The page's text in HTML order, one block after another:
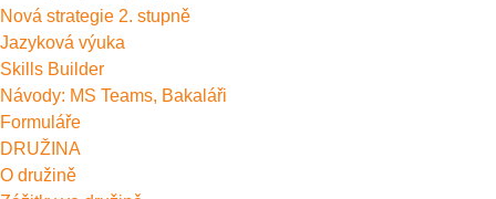
Nová strategie 2. stupně
Jazyková výuka
Skills Builder
Návody: MS Teams, Bakaláři
Formuláře
DRUŽINA
O družině